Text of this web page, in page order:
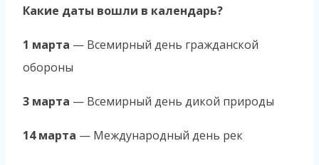
Какие даты вошли в календарь?
1 марта — Всемирный день гражданской
обороны
3 марта — Всемирный день дикой природы
14 марта — Международный день рек